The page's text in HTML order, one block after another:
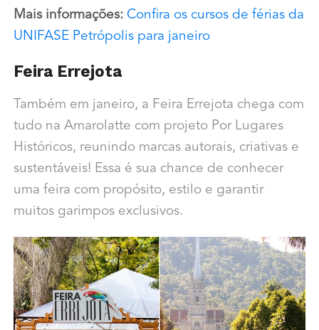
Mais informações: Confira os cursos de férias da
UNIFASE Petrópolis para janeiro
Feira Errejota
Também em janeiro, a Feira Errejota chega com
tudo na Amarolatte com projeto Por Lugares
Históricos, reunindo marcas autorais, criativas e
sustentáveis! Essa é sua chance de conhecer
uma feira com propósito, estilo e garantir
muitos garimpos exclusivos.